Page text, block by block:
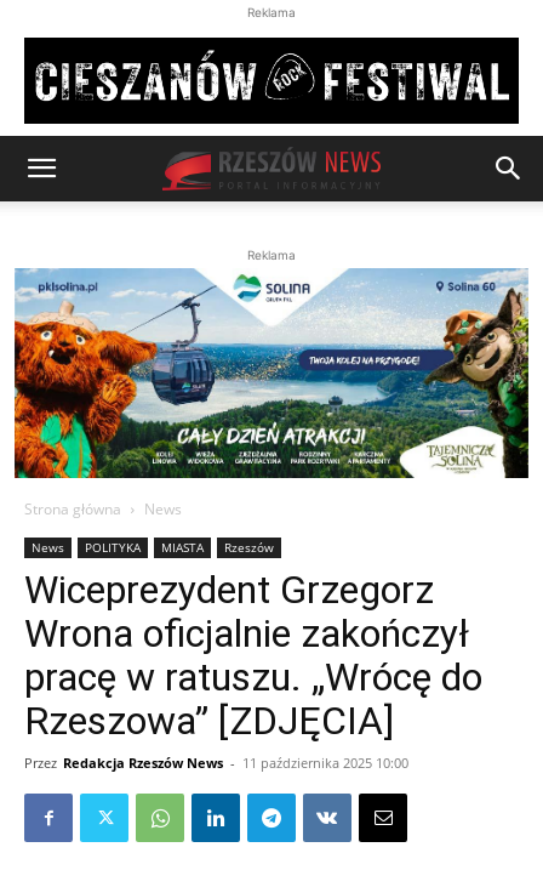
Reklama
Reklama
Strona główna News
News POLITYKA MIASTA Rzeszów
Wiceprezydent Grzegorz
Wrona oficjalnie zakończył
pracę w ratuszu. „Wrócę do
Rzeszowa” [ZDJĘCIA]
Przez Redakcja Rzeszów News - 11 października 2025 10:00